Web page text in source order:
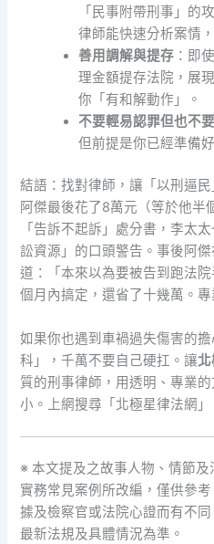
「民事附帶刑事」的
律師能快速分析案情
善用調解與提存 ：即
理金額提存法院，展
你「有和解動作」。
不要輕易認罪但也不
但前提是你已經準備
結語：找對律師，讓「以刑逼
阿傑最後花了8萬元（等於他半
「告訴不起訴」處分書，李太
訟資源」的口頭警告。事後阿傑
道：「本來以為要被告到跑法
個月內搞定，還省了十幾萬。專
如果你也遇到車禍過失傷害的
科」，千萬不要自己硬扛。讓
質的刑事律師，用透明、專業
小。上網搜尋「北極星律法網
※ 本文提及之故事人物、情節
實務常見案例所改編，僅供參
據及檢察官或法院心證而有不
最新法規及具體情況為準。